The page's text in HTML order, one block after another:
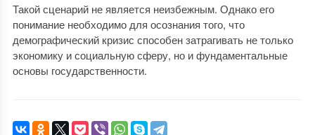
Такой сценарий не является неизбежным. Однако его
понимание необходимо для осознания того, что
демографический кризис способен затрагивать не только
экономику и социальную сферу, но и фундаментальные
основы государственности.